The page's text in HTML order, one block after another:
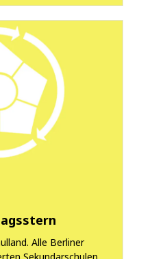
Alle Berliner